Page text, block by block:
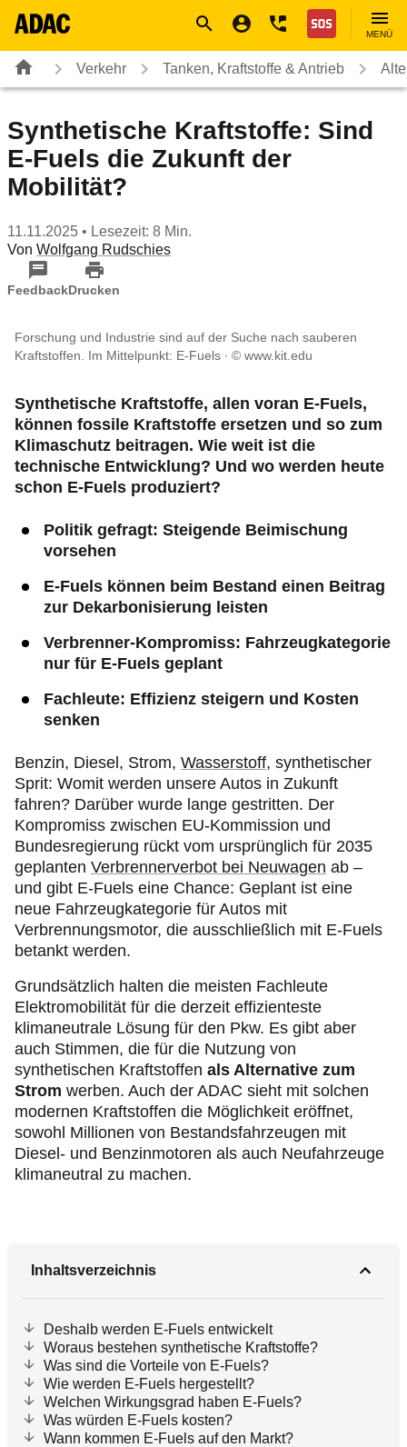
Nothilfe
MENÜ
Verkehr Tanken, Kraftstoffe & Antrieb
Synthetische Kraftstoffe: Sind
E-Fuels die Zukunft der
Mobilität?
11.11.2025 • Lesezeit: 8 Min.
Von Wolfgang Rudschies
FeedbackDrucken
Forschung und Industrie sind auf der Suche nach sauberen
Kraftstoffen. Im Mittelpunkt: E-Fuels
© www.kit.edu
Synthetische Kraftstoffe, allen voran E-Fuels,
können fossile Kraftstoffe ersetzen und so zum
Klimaschutz beitragen. Wie weit ist die
technische Entwicklung? Und wo werden heute
schon E-Fuels produziert?
Politik gefragt: Steigende Beimischung
vorsehen
E-Fuels können beim Bestand einen Beitrag
zur Dekarbonisierung leisten
Verbrenner-Kompromiss: Fahrzeugkategorie
nur für E-Fuels geplant
Fachleute: Effizienz steigern und Kosten
senken
Benzin, Diesel, Strom, Wasserstoff, synthetischer
Sprit: Womit werden unsere Autos in Zukunft
fahren? Darüber wurde lange gestritten. Der
Kompromiss zwischen EU-Kommission und
Bundesregierung rückt vom ursprünglich für 2035
geplanten Verbrennerverbot bei Neuwagen ab –
und gibt E-Fuels eine Chance: Geplant ist eine
neue Fahrzeugkategorie für Autos mit
Verbrennungsmotor, die ausschließlich mit E-Fuels
betankt werden.
Grundsätzlich halten die meisten Fachleute
Elektromobilität für die derzeit effizienteste
klimaneutrale Lösung für den Pkw. Es gibt aber
auch Stimmen, die für die Nutzung von
synthetischen Kraftstoffen als Alternative zum
Strom werben. Auch der ADAC sieht mit solchen
modernen Kraftstoffen die Möglichkeit eröffnet,
sowohl Millionen von Bestandsfahrzeugen mit
Diesel- und Benzinmotoren als auch Neufahrzeuge
klimaneutral zu machen.
Inhaltsverzeichnis
Deshalb werden E-Fuels entwickelt
Woraus bestehen synthetische Kraftstoffe?
Was sind die Vorteile von E-Fuels?
Wie werden E-Fuels hergestellt?
Welchen Wirkungsgrad haben E-Fuels?
Was würden E-Fuels kosten?
Wann kommen E-Fuels auf den Markt?